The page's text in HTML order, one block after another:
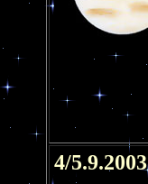
4/5.9.2003